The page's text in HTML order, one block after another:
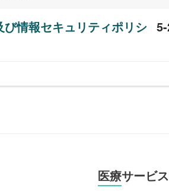
び情報セキュリティポリシ
医療サービス